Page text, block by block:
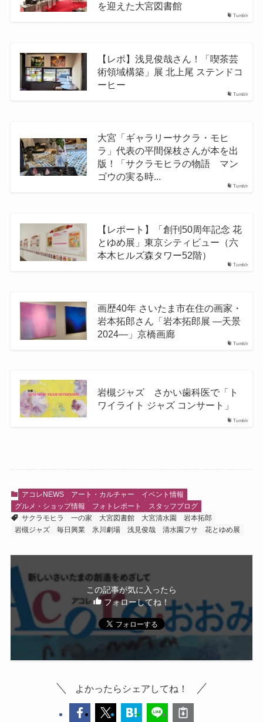
Tumblr
を迎えた大宮図書館
Tumblr
【レポ】浅見俊哉さん！「喫茶芸
術領域構築」展 北上尾 ステンドコ
ーヒー
Tumblr
大宮「ギャラリーサクラ・モヒ
ラ」代表の平間保枝さんが本を出
版！「サクラモヒラの物語 マン
ゴウの実る時...
Tumblr
【レポート】「創刊50周年記念 花
とゆめ展」東京シティビュー（六
本木ヒルズ森タワー52階）
Tumblr
画歴40年 さいたま市在住の画家・
岩本拓郎さん「岩本拓郎展 ―天景
2024―」京橋画廊
Tumblr
岩槻ジャズ さかい歯科医で「ト
ワイライト ジャズ コンサート」
アコレNEWS アート・カルチャー
イベント情報
グルメ・ショップ情報
フォトレポート
スタッフブログ
サクラモヒラ
一の家 大宮図書館 大宮清水園
岩本拓郎
岩槻ジャズ
毎日興業 氷川劇場 浅見俊哉 清水園フサ 花とゆめ展
この記事が気に入ったら
フォローしてね！
よかったらシェアしてね！